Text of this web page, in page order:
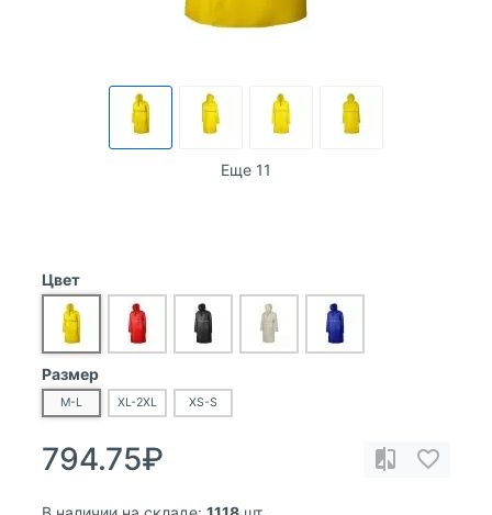
Еще 11
Цвет
Размер
M-L XL-2XL XS-S
794.75₽